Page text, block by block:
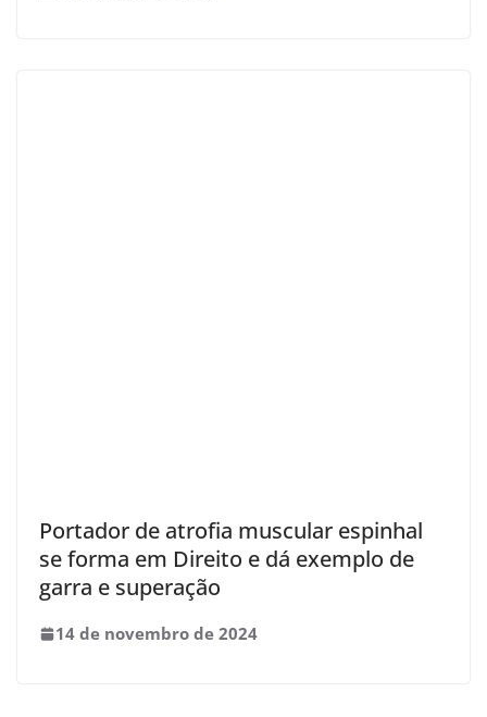
Portador de atrofia muscular espinhal
se forma em Direito e dá exemplo de
garra e superação
14 de novembro de 2024